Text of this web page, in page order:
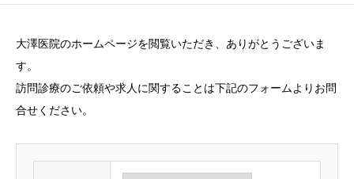
大澤医院のホームページを閲覧いただき、ありがとうございま
す。
訪問診療のご依頼や求人に関することは下記のフォームよりお問
合せください。
連携病院
お知らせ